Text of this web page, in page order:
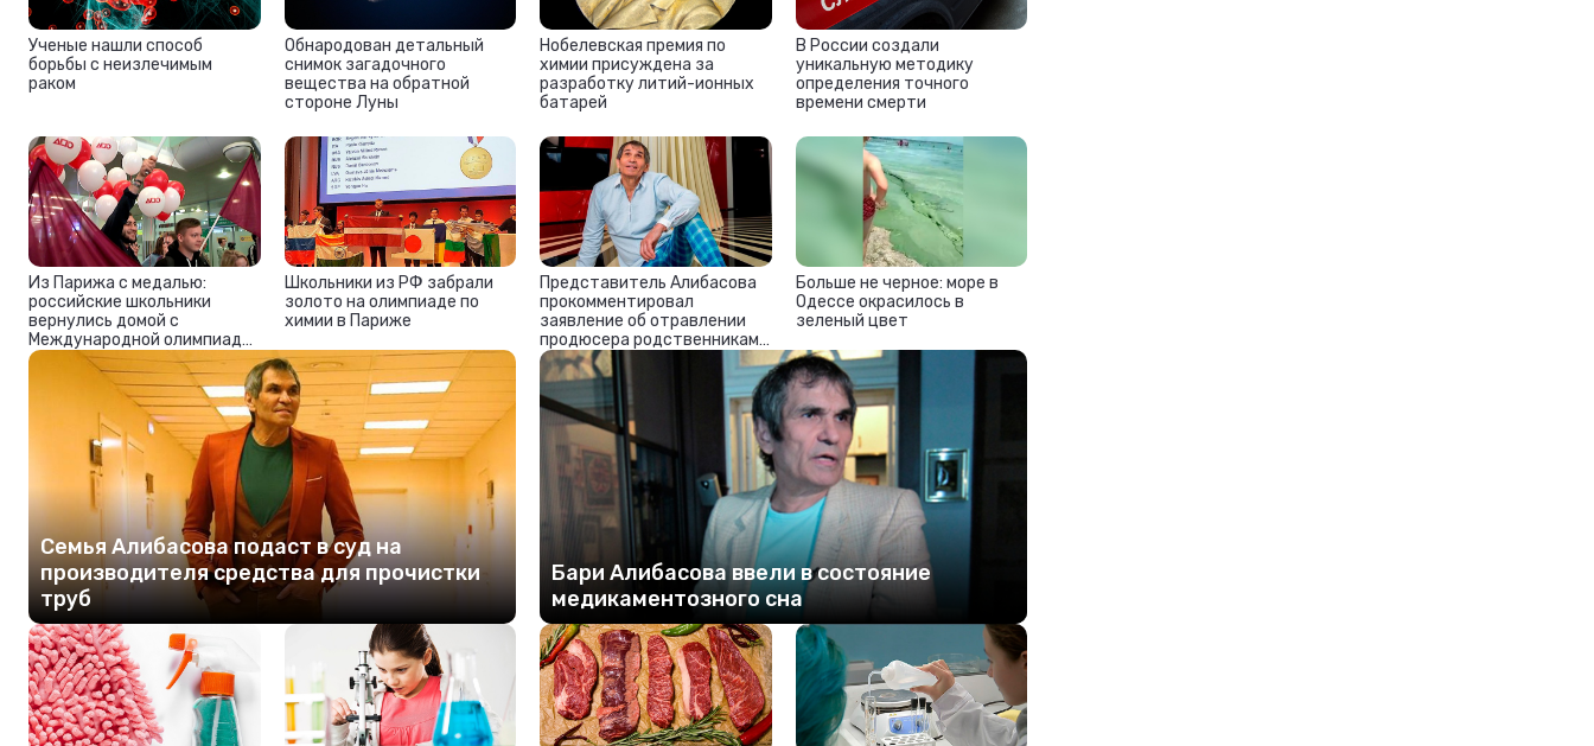
Ученые нашли способ
борьбы с неизлечимым
раком
Обнародован детальный
снимок загадочного
вещества на обратной
стороне Луны
Нобелевская премия по
химии присуждена за
разработку литий-ионных
батарей
В России создали
уникальную методику
определения точного
времени смерти
Из Парижа с медалью:
российские школьники
вернулись домой с
Международной олимпиады
по химии
Школьники из РФ забрали
золото на олимпиаде по
химии в Париже
Представитель Алибасова
прокомментировал
заявление об отравлении
продюсера родственниками
жены
Больше не черное: море в
Одессе окрасилось в
зеленый цвет
Семья Алибасова подаст в суд на
производителя средства для прочистки
труб
Бари Алибасова ввели в состояние
медикаментозного сна